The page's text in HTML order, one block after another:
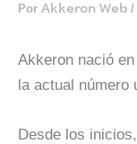
Por Akkeron Web /
Akkeron nació
la actual número
Desde los